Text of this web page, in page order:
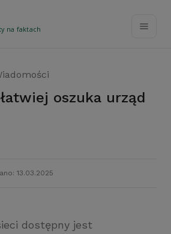
na faktach
13.03.2025
dostępny jest